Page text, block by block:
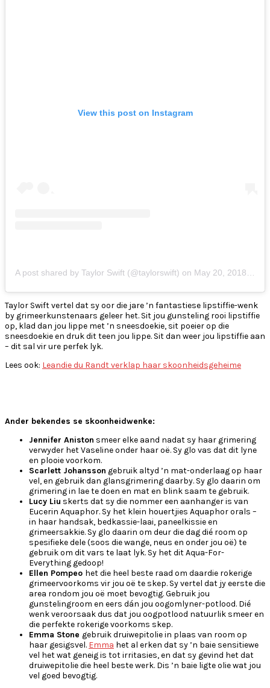
View this post on Instagram
A post shared by Taylor Swift (@taylorswift) on May 20, 2018 at 6:34pm PDT
Taylor Swift vertel dat sy oor die jare ’n fantastiese lipstiffie-wenk
by grimeerkunstenaars geleer het. Sit jou gunsteling rooi lipstiffie
op, klad dan jou lippe met ’n sneesdoekie, sit poeier op die
sneesdoekie en druk dit teen jou lippe. Sit dan weer jou lipstiffie aan
– dit sal vir ure perfek lyk.
Lees ook: Leandie du Randt verklap haar skoonheidsgeheime
Ander bekendes se skoonheidwenke:
Jennifer Aniston smeer elke aand nadat sy haar grimering
verwyder het Vaseline onder haar oë. Sy glo vas dat dit lyne
en plooie voorkom.
Scarlett Johansson gebruik altyd ’n mat-onderlaag op haar
vel, en gebruik dan glansgrimering daarby. Sy glo daarin om
grimering in lae te doen en mat en blink saam te gebruik.
Lucy Liu skerts dat sy die nommer een aanhanger is van
Eucerin Aquaphor. Sy het klein houertjies Aquaphor orals –
in haar handsak, bedkassie-laai, paneelkissie en
grimeersakkie. Sy glo daarin om deur die dag dié room op
spesifieke dele (soos die wange, neus en onder jou oë) te
gebruik om dit vars te laat lyk. Sy het dit Aqua-For-
Everything gedoop!
Ellen Pompeo het die heel beste raad om daardie rokerige
grimeervoorkoms vir jou oë te skep. Sy vertel dat jy eerste die
area rondom jou oë moet bevogtig. Gebruik jou
gunstelingroom en eers dán jou oogomlyner-potlood. Dié
wenk veroorsaak dus dat jou oogpotlood natuurlik smeeren
die perfekte rokerige voorkoms skep.
Emma Stone gebruik druiwepitolie in plaas van room op
haar gesigsvel. Emma het al erken dat sy ’n baie sensitiewe
vel het wat geneig is tot irritasies, en dat sy gevind het dat
druiwepitolie die heel beste werk. Dis ’n baie ligte olie wat jou
vel goed bevogtig.